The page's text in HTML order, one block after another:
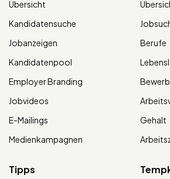
Übersicht
Kandidatensuche
Jobanzeigen
Kandidatenpool
Employer Branding
Jobvideos
E-Mailings
Medienkampagnen
Berufe
Gehalt
Tipps